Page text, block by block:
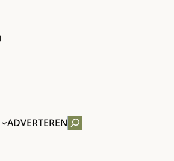
ADVERTERENZOEKEN